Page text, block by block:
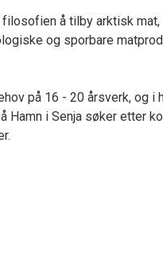
å tilby arktisk
og sporbare
på 16 - 20 årsverk, og
Hamn i Senja søker etter